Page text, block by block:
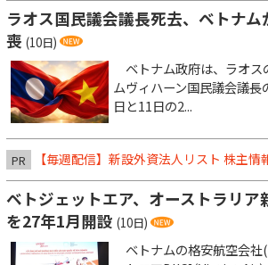
ラオス国民議会議長死去、ベトナ
喪 (10日)
ベトナム政府は、ラオス
ムヴィハーン国民議会議
日と11日の2...
PR 【毎週配信】新設外資法人リスト 株主情
ベトジェットエア、オーストラリア
を27年1月開設 (10日)
ベトナムの格安航空会社